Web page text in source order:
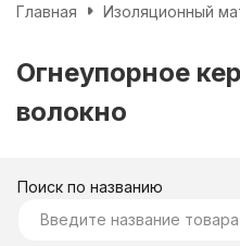
Главная Изоляционный
Огнеупорное
волокно
Поиск по названию